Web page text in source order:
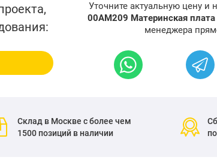
Уточните актуальную цену и
00AM209 Материнская
менеджера
Склад в Москве с более чем
1500 позиций в наличии